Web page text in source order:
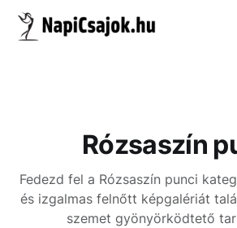
Rózsaszín
Fedezd fel a Rózsaszín punci
és izgalmas felnőtt képgalériát
szemet gyönyörködtető